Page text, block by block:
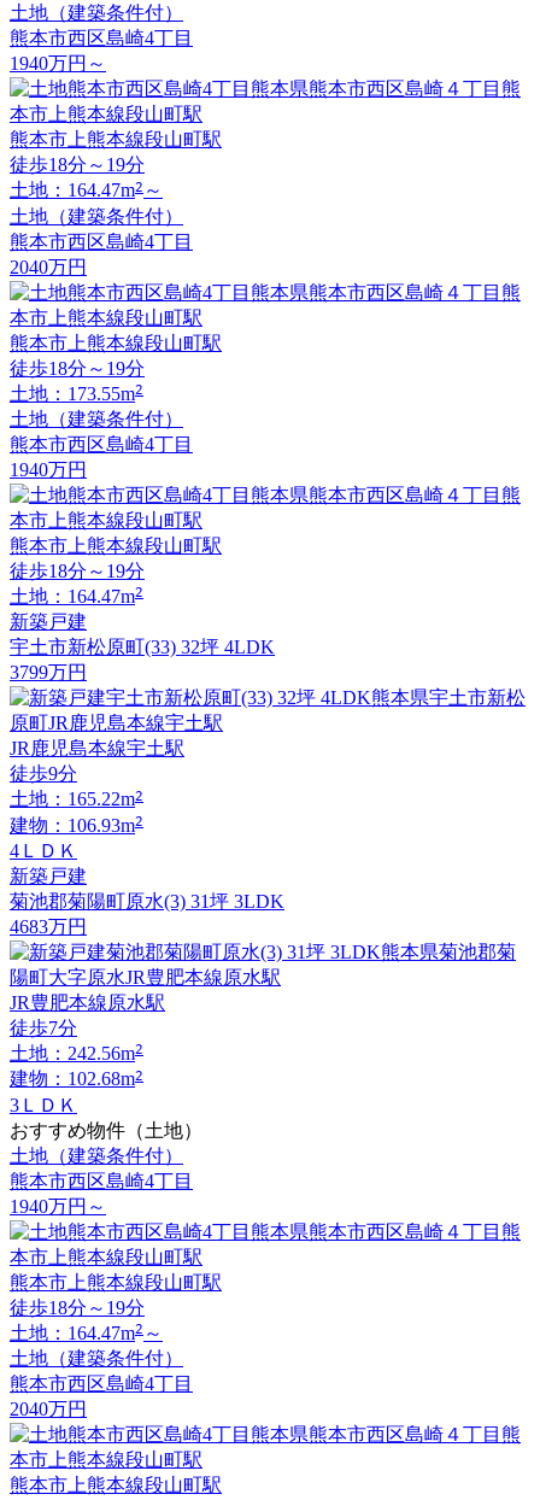
土地（建築条件付）
熊本市西区島崎4丁目
1940万円 ～
熊本市上熊本線段山町駅
徒歩18分～19分
土地：164.47m2 ～
土地（建築条件付）
熊本市西区島崎4丁目
2040万円
熊本市上熊本線段山町駅
徒歩18分～19分
土地：173.55m2
土地（建築条件付）
熊本市西区島崎4丁目
1940万円
熊本市上熊本線段山町駅
徒歩18分～19分
土地：164.47m2
新築戸建
宇土市新松原町(33) 32坪 4LDK
3799万円
JR鹿児島本線宇土駅
徒歩9分
土地：165.22m2
建物：106.93m2
4ＬＤＫ
新築戸建
菊池郡菊陽町原水(3) 31坪 3LDK
4683万円
JR豊肥本線原水駅
徒歩7分
土地：242.56m2
建物：102.68m2
3ＬＤＫ
おすすめ物件（土地）
土地（建築条件付）
熊本市西区島崎4丁目
1940万円 ～
熊本市上熊本線段山町駅
徒歩18分～19分
土地：164.47m2 ～
土地（建築条件付）
熊本市西区島崎4丁目
2040万円
熊本市上熊本線段山町駅